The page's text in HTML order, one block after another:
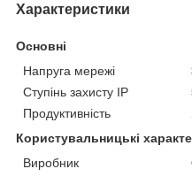
Характеристики
Основні
Напруга мережі
Ступінь захисту IP
Продуктивність
Користувальницькі
Виробник